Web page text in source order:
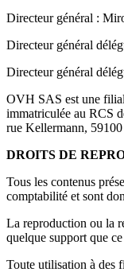
Directeur général :
Directeur général
Directeur général
OVH SAS est une
immatriculée au RCS
rue Kellermann,
DROITS DE
Tous les contenus
comptabilité et sont
La reproduction ou la
quelque support que
Toute utilisation à des